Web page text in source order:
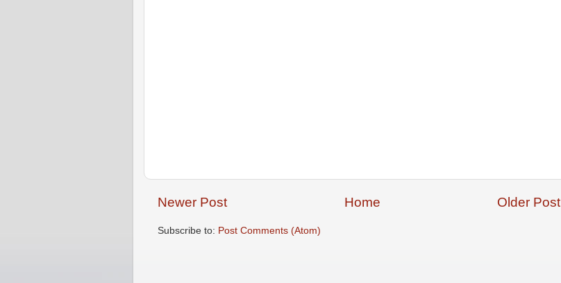
Newer Post Older Post
Home
Subscribe to: Post Comments (Atom)